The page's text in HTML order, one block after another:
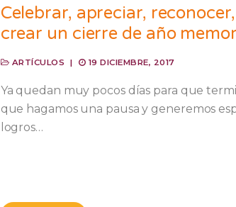
Celebrar, apreciar,
crear un cierre de año
ARTÍCULOS | 19 DICIEMBRE, 2017
Ya quedan muy pocos días para que
que hagamos una pausa y generemos
logros…